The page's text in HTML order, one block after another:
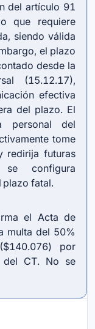
del artículo 91
que requiere
siendo válida
el plazo
desde la
(15.12.17),
efectiva
del plazo. El
personal del
tome
redirija futuras
se configura
plazo fatal.
el Acta de
multa del 50%
por
CT. No se